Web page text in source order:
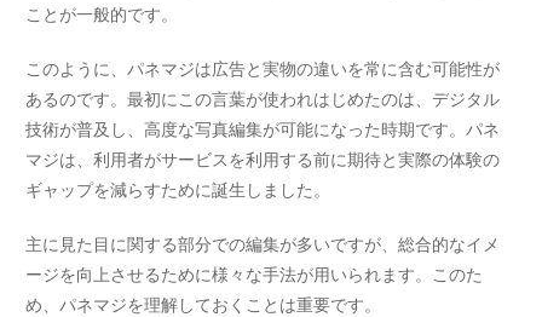
ことが一般的です。
このように、パネマジは広告と実物の違いを常に含む可能性が
あるのです。最初にこの言葉が使われはじめたのは、デジタル
技術が普及し、高度な写真編集が可能になった時期です。パネ
マジは、利用者がサービスを利用する前に期待と実際の体験の
ギャップを減らすために誕生しました。
主に見た目に関する部分での編集が多いですが、総合的なイメ
ージを向上させるために様々な手法が用いられます。このた
め、パネマジを理解しておくことは重要です。